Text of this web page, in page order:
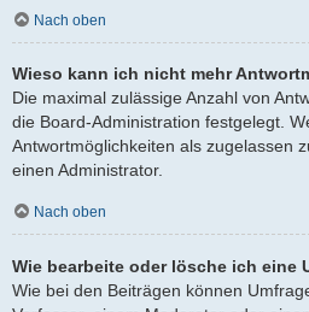
Nach oben
Wieso kann ich nicht mehr
Die maximal zulässige Anzahl von
die Board-Administration festgelegt.
Antwortmöglichkeiten als zugelassen
einen Administrator.
Nach oben
Wie bearbeite oder lösche ich eine
Wie bei den Beiträgen können